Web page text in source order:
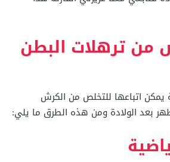
من ترهلات البطن
اتباعها للتخلص من الكرش
بعد الولادة ومن هذه الطرق ما يلي: